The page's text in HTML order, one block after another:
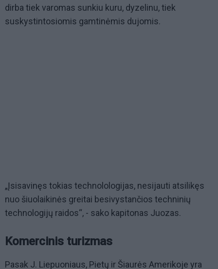
dirba tiek varomas sunkiu kuru, dyzelinu, tiek
suskystintosiomis gamtinėmis dujomis.
„Įsisavinęs tokias technolologijas, nesijauti atsilikęs
nuo šiuolaikinės greitai besivystančios techninių
technologijų raidos“, - sako kapitonas Juozas.
Komercinis turizmas
Pasak J. Liepuoniaus, Pietų ir Šiaurės Amerikoje yra